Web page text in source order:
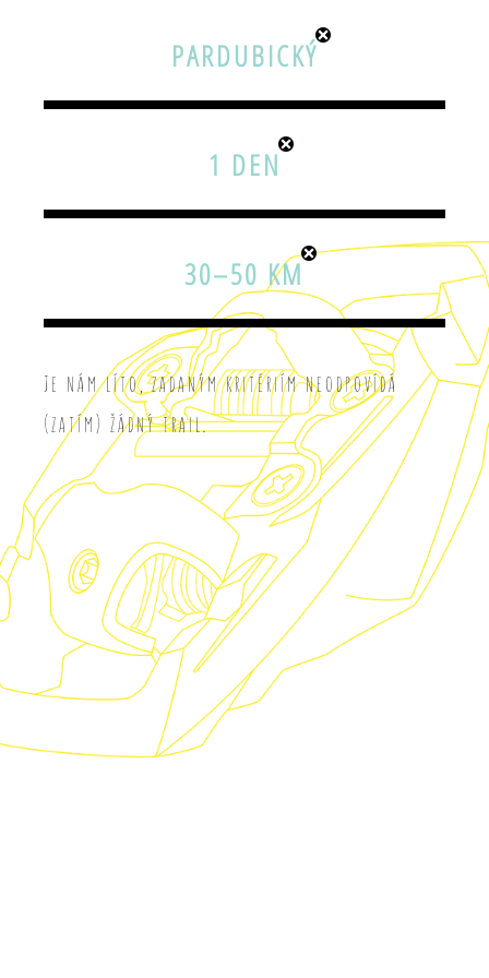
PARDUBICKÝ
1 DEN
30–50 KM
Je nám líto, zadaným kritériím neodpovídá
(zatím) žádný trail.